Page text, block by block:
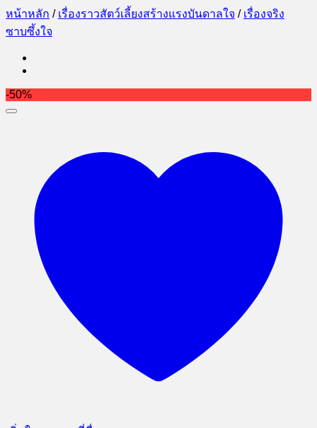
หน้าหลัก / เรื่องราวสัตว์เลี้ยงสร้างแรงบันดาลใจ / เรื่องจริง
ซาบซึ้งใจ
-50%